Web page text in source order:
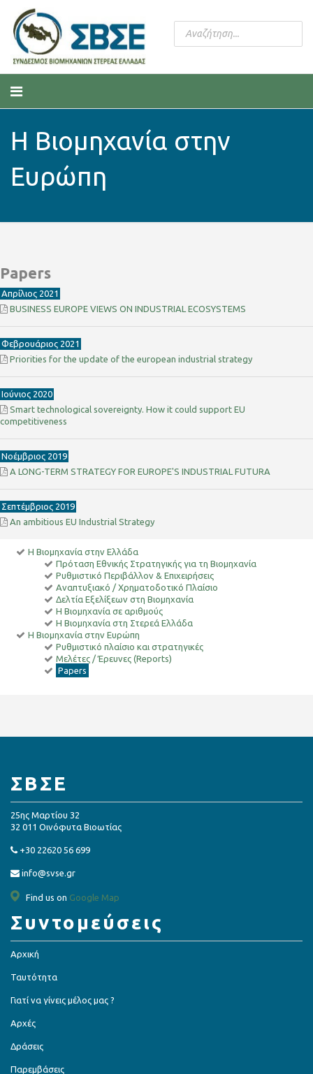
Η Βιομηχανία στην
Ευρώπη
Papers
Απρίλιος 2021
BUSINESS EUROPE VIEWS ON INDUSTRIAL ECOSYSTEMS
Φεβρουάριος 2021
Priorities for the update of the european industrial strategy
Ιούνιος 2020
Smart technological sovereignty. How it could support EU
competitiveness
Νοέμβριος 2019
A LONG-TERM STRATEGY FOR EUROPE'S INDUSTRIAL FUTURA
Σεπτέμβριος 2019
An ambitious EU Industrial Strategy
Η Βιομηχανία στην Ελλάδα
Πρόταση Εθνικής Στρατηγικής για τη Βιομηχανία
Ρυθμιστικό Περιβάλλον & Επιχειρήσεις
Αναπτυξιακό / Χρηματοδοτικό Πλαίσιο
Δελτία Εξελίξεων στη Βιομηχανία
Η Βιομηχανία σε αριθμούς
Η Βιομηχανία στη Στερεά Ελλάδα
Η Βιομηχανία στην Ευρώπη
Ρυθμιστικό πλαίσιο και στρατηγικές
Μελέτες / Έρευνες (Reports)
Papers
ΣΒΣΕ
25ης Μαρτίου 32
32 011 Οινόφυτα Βιοωτίας
+30 22620 56 699
info@svse.gr
Find us on Google Map
Συντομεύσεις
Αρχική
Ταυτότητα
Γιατί να γίνεις μέλος μας ?
Αρχές
Δράσεις
Παρεμβάσεις